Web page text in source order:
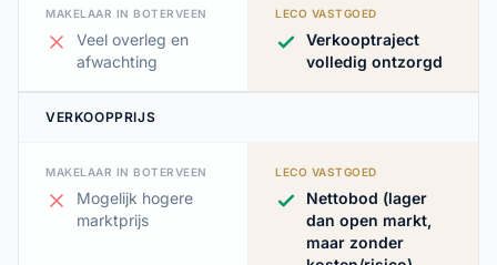
MAKELAAR IN BOTERVEEN
Veel overleg en
afwachting
LECO VASTGOED
Verkooptraject
volledig ontzorgd
VERKOOPPRIJS
MAKELAAR IN BOTERVEEN
Mogelijk hogere
marktprijs
LECO VASTGOED
Nettobod (lager
dan open markt,
maar zonder